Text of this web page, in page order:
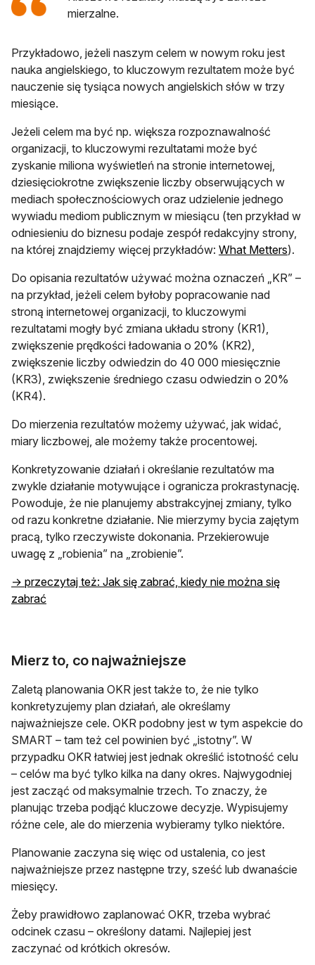
mierzalne.
Przykładowo, jeżeli naszym celem w nowym roku jest
nauka angielskiego, to kluczowym rezultatem może być
nauczenie się tysiąca nowych angielskich słów w trzy
miesiące.
Jeżeli celem ma być np. większa rozpoznawalność
organizacji, to kluczowymi rezultatami może być
zyskanie miliona wyświetleń na stronie internetowej,
dziesięciokrotne zwiększenie liczby obserwujących w
mediach społecznościowych oraz udzielenie jednego
wywiadu mediom publicznym w miesiącu (ten przykład w
odniesieniu do biznesu podaje zespół redakcyjny strony,
na której znajdziemy więcej przykładów: What Metters).
Do opisania rezultatów używać można oznaczeń „KR” –
na przykład, jeżeli celem byłoby popracowanie nad
stroną internetowej organizacji, to kluczowymi
rezultatami mogły być zmiana układu strony (KR1),
zwiększenie prędkości ładowania o 20% (KR2),
zwiększenie liczby odwiedzin do 40 000 miesięcznie
(KR3), zwiększenie średniego czasu odwiedzin o 20%
(KR4).
Do mierzenia rezultatów możemy używać, jak widać,
miary liczbowej, ale możemy także procentowej.
Konkretyzowanie działań i określanie rezultatów ma
zwykle działanie motywujące i ogranicza prokrastynację.
Powoduje, że nie planujemy abstrakcyjnej zmiany, tylko
od razu konkretne działanie. Nie mierzymy bycia zajętym
pracą, tylko rzeczywiste dokonania. Przekierowuje
uwagę z „robienia” na „zrobienie”.
→ przeczytaj też: Jak się zabrać, kiedy nie można się
zabrać
Mierz to, co najważniejsze
Zaletą planowania OKR jest także to, że nie tylko
konkretyzujemy plan działań, ale określamy
najważniejsze cele. OKR podobny jest w tym aspekcie do
SMART – tam też cel powinien być „istotny”. W
przypadku OKR łatwiej jest jednak określić istotność celu
– celów ma być tylko kilka na dany okres. Najwygodniej
jest zacząć od maksymalnie trzech. To znaczy, że
planując trzeba podjąć kluczowe decyzje. Wypisujemy
różne cele, ale do mierzenia wybieramy tylko niektóre.
Planowanie zaczyna się więc od ustalenia, co jest
najważniejsze przez następne trzy, sześć lub dwanaście
miesięcy.
Żeby prawidłowo zaplanować OKR, trzeba wybrać
odcinek czasu – określony datami. Najlepiej jest
zaczynać od krótkich okresów.